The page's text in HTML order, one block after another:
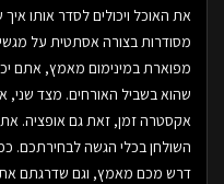
את האוכל ויכולים לסדר אותו
מסודרות בצורה אסתטית על
מפוארת במינימום מאמץ, אתם
שהוא בשביל האורחים. מצד
אקסטרה זמן, זאת גם אופציה.
השולחן בכלי הגשה לבחירתכם.
דרש מכם מאמץ, וגם שדרגתם